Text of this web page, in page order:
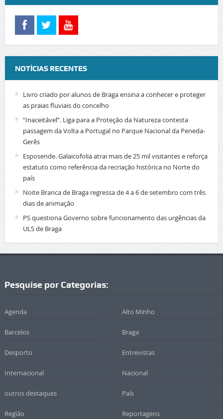
NOTÍCIAS RECENTES
Livro criado por alunos de Braga ensina a conhecer e proteger
as praias fluviais do concelho
“Inaceitável”. Liga para a Proteção da Natureza contesta
passagem da Volta a Portugal no Parque Nacional da Peneda-
Gerês
Esposende. Galaicofolia atrai mais de 25 mil visitantes e reforça
estatuto como referência da recriação histórica no Norte do
país
Noite Branca de Braga regressa de 4 a 6 de setembro com três
dias de animação
PS questiona Governo sobre funcionamento das urgências da
ULS de Braga
Pesquise por Categorias:
Agenda Alto Minho
Barcelos Braga
Desporto Entrevistas
Internacional Nacional
outros destaques País
Região Reportagens